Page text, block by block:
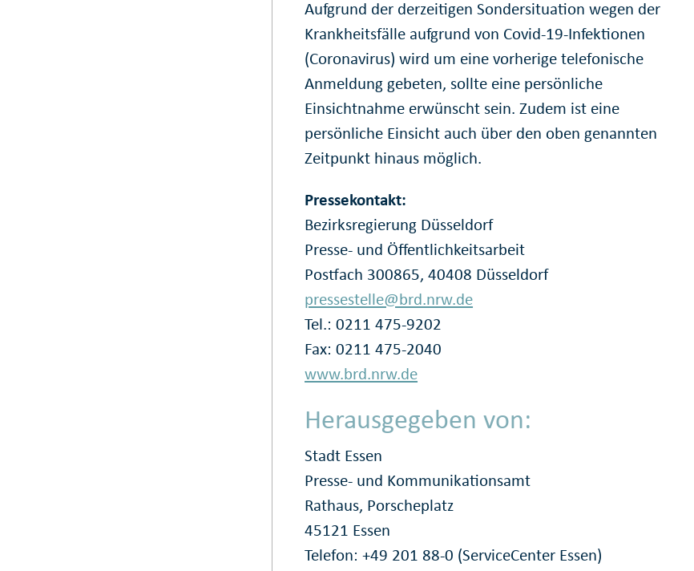
Aufgrund der derzeitigen Sondersituation wegen der
Krankheitsfälle aufgrund von Covid-19-Infektionen
(Coronavirus) wird um eine vorherige telefonische
Anmeldung gebeten, sollte eine persönliche
Einsichtnahme erwünscht sein. Zudem ist eine
persönliche Einsicht auch über den oben genannten
Zeitpunkt hinaus möglich.
Pressekontakt:
Bezirksregierung Düsseldorf
Presse- und Öffentlichkeitsarbeit
Postfach 300865, 40408 Düsseldorf
pressestelle@brd.nrw.de
Tel.: 0211 475-9202
Fax: 0211 475-2040
www.brd.nrw.de
Herausgegeben von:
Stadt Essen
Presse- und Kommunikationsamt
Rathaus, Porscheplatz
45121 Essen
Telefon: +49 201 88-0 (ServiceCenter Essen)